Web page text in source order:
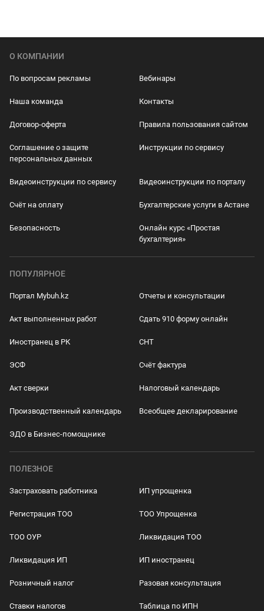
О КОМПАНИИ
По вопросам рекламы Вебинары
Наша команда Контакты
Договор-оферта Правила пользования сайтом
Соглашение о защите
персональных данных
Инструкции по сервису
Видеоинструкции по сервису Видеоинструкции по порталу
Счёт на оплату Бухгалтерские услуги в Астане
Безопасность
Онлайн курс «Простая
бухгалтерия»
ПОПУЛЯРНОЕ
Портал Mybuh.kz Отчеты и консультации
Акт выполненных работ Сдать 910 форму онлайн
Иностранец в РК СНТ
ЭСФ Счёт фактура
Акт сверки Налоговый календарь
Производственный календарь Всеобщее декларирование
ЭДО в Бизнес-помощнике
ПОЛЕЗНОЕ
Застраховать работника ИП упрощенка
Регистрация ТОО ТОО Упрощенка
ТОО ОУР Ликвидация ТОО
Ликвидация ИП ИП иностранец
Розничный налог Разовая консультация
Ставки налогов Таблица по ИПН